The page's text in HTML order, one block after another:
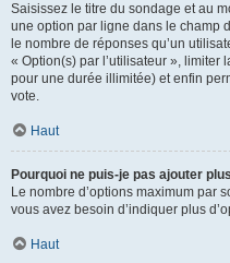
Saisissez le titre du sondage et au
une option par ligne dans le champ
le nombre de réponses qu’un
« Option(s) par l’utilisateur », limiter
pour une durée illimitée) et enfin
vote.
Haut
Pourquoi ne puis-je pas ajouter
Le nombre d’options maximum par
vous avez besoin d’indiquer plus
Haut